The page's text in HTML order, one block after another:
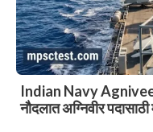
Indian Navy
नौदलात अग्निवीर पदासाठी